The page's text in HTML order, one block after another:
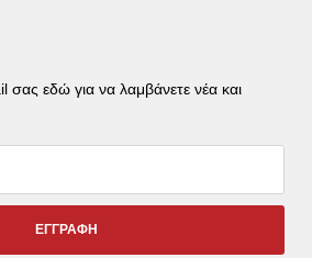
εδώ για να λαμβάνετε νέα και